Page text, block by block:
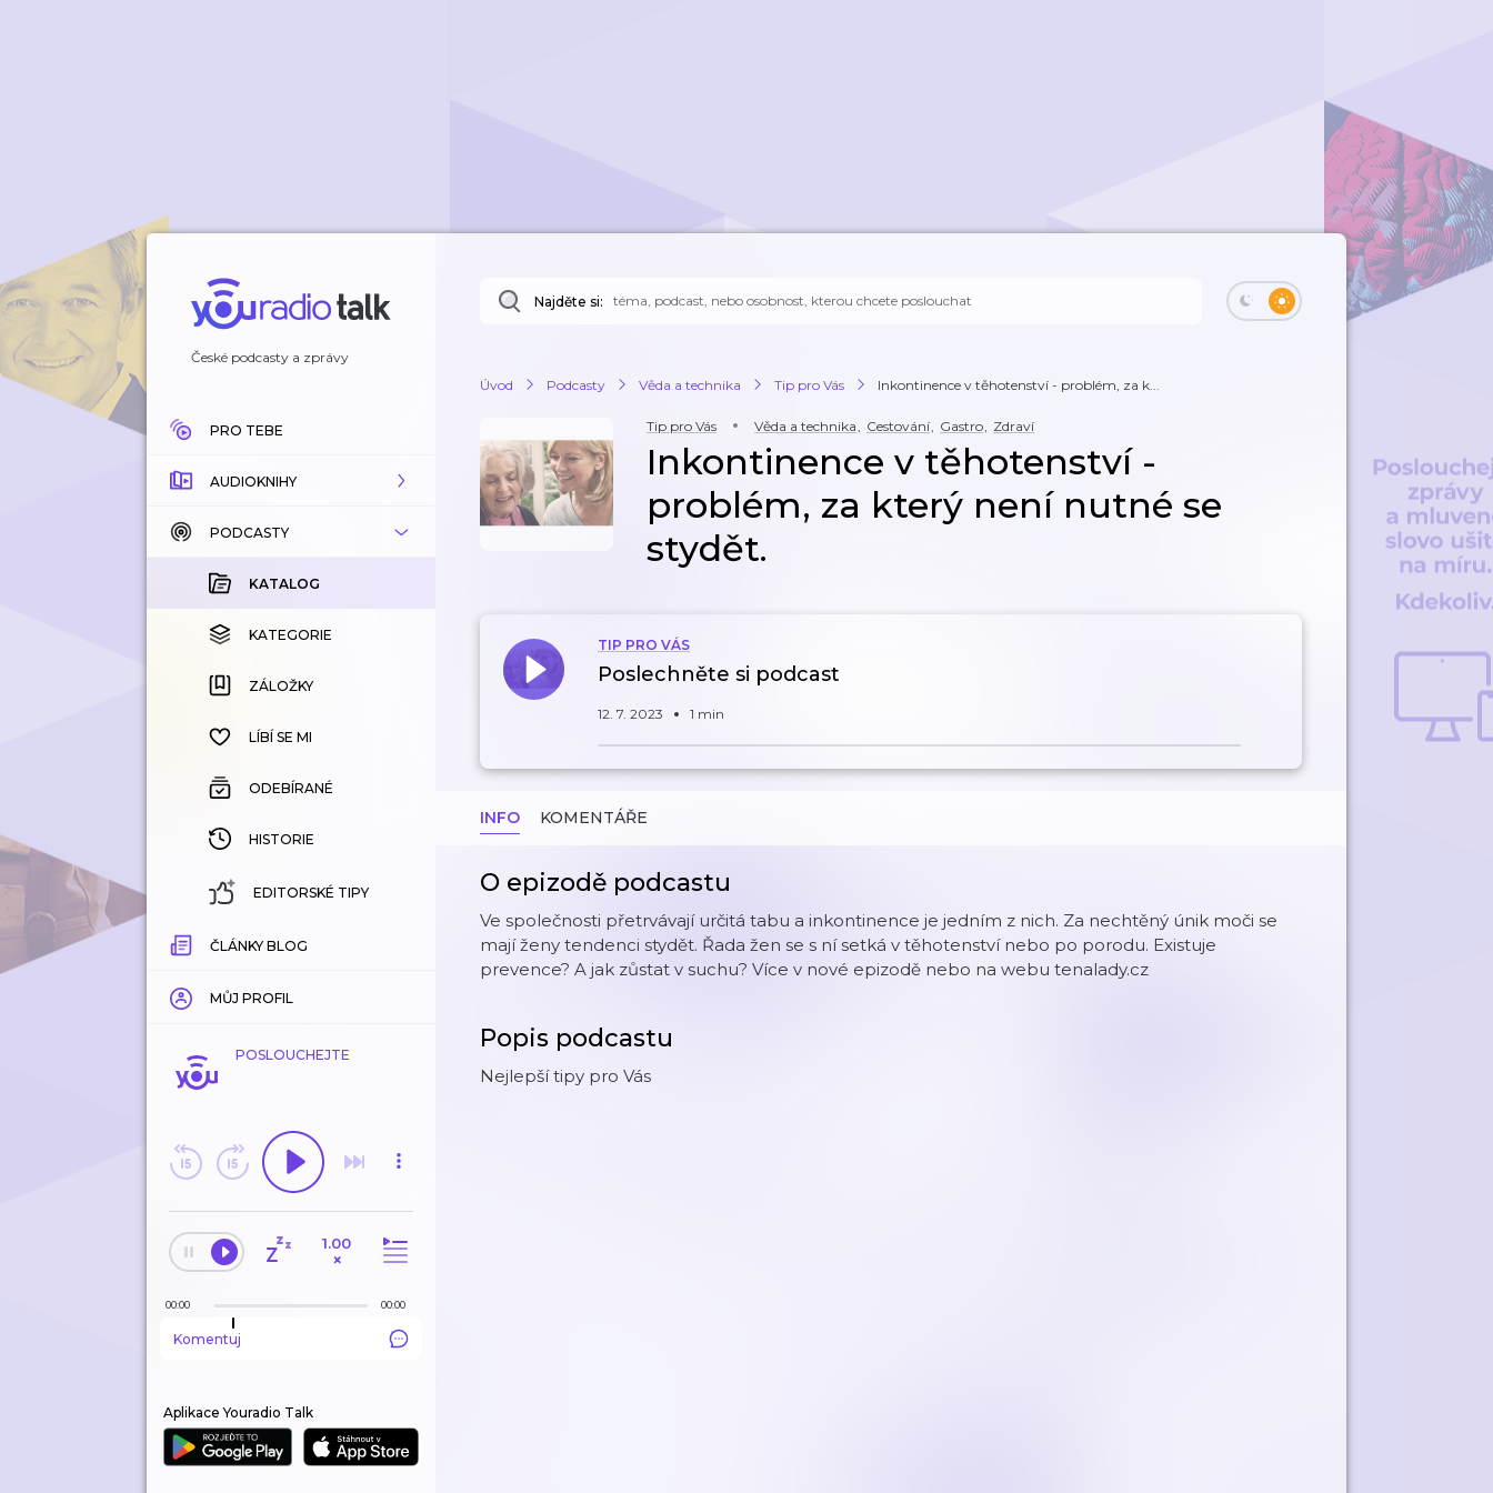
České podcasty a zprávy
PRO TEBE
AUDIOKNIHY
KATALOG
KOUPENÉ
KATEGORIE
ZÁLOŽKY
HISTORIE
PODCASTY
KATALOG
KATEGORIE
ZÁLOŽKY
LÍBÍ SE MI
ODEBÍRANÉ
HISTORIE
EDITORSKÉ TIPY
ČLÁNKY BLOG
MŮJ PROFIL
POSLOUCHEJTE
1.00
×
00:00 00:00
Komentuj
Aplikace Youradio Talk
Najděte si:
Úvod Podcasty Věda a technika Tip pro Vás Inkontinence v těhotenství - problém, za k...
Tip pro Vás Věda a technika, Cestování, Gastro, Zdraví
Inkontinence v těhotenství -
problém, za který není nutné se
stydět.
TIP PRO VÁS
Poslechněte si podcast
12. 7. 2023 1 min
INFO KOMENTÁŘE
O epizodě podcastu
Ve společnosti přetrvávají určitá tabu a inkontinence je jedním z nich. Za nechtěný únik moči se
mají ženy tendenci stydět. Řada žen se s ní setká v těhotenství nebo po porodu. Existuje
prevence? A jak zůstat v suchu? Více v nové epizodě nebo na webu tenalady.cz
Popis podcastu
Nejlepší tipy pro Vás